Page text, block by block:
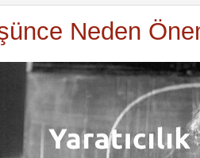
Neden